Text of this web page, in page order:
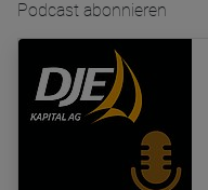
Podcast abonnieren